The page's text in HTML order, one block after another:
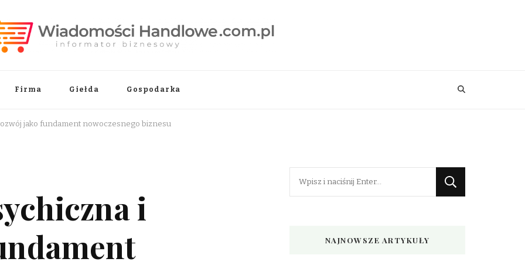
Firma Giełda Gospodarka
jako fundament nowoczesnego biznesu
i
NAJNOWSZE ARTYKUŁY